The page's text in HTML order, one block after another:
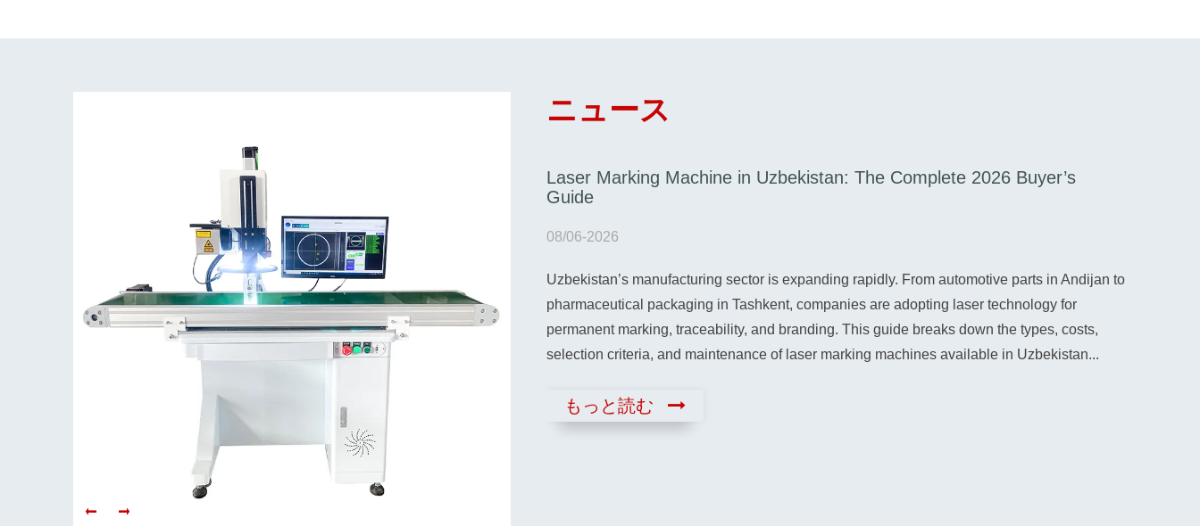
ニュース
年 英国のレーザーマーキング機：必読の購入ガイドと市場動向
でレーザーマーキング機をどのように使うか？ ステップバイステップガイド 開梱と初
定：知っておくべきこと 新しいレーザーマーキング機が届いたら、最初の数時間が非
重要です。まずは、輸送用木箱に外傷がないか確認することから始めましょう……。
Laser Marking Machine in Uzbekistan: The Complete 2026 Buyer’s
Guide
08/06-2026
Uzbekistan’s manufacturing sector is expanding rapidly. From automotive parts in Andijan to
pharmaceutical packaging in Tashkent, companies are adopting laser technology for
permanent marking, traceability, and branding. This guide breaks down the types, costs,
selection criteria, and maintenance of laser marking machines available in Uzbekistan...
もっと読む